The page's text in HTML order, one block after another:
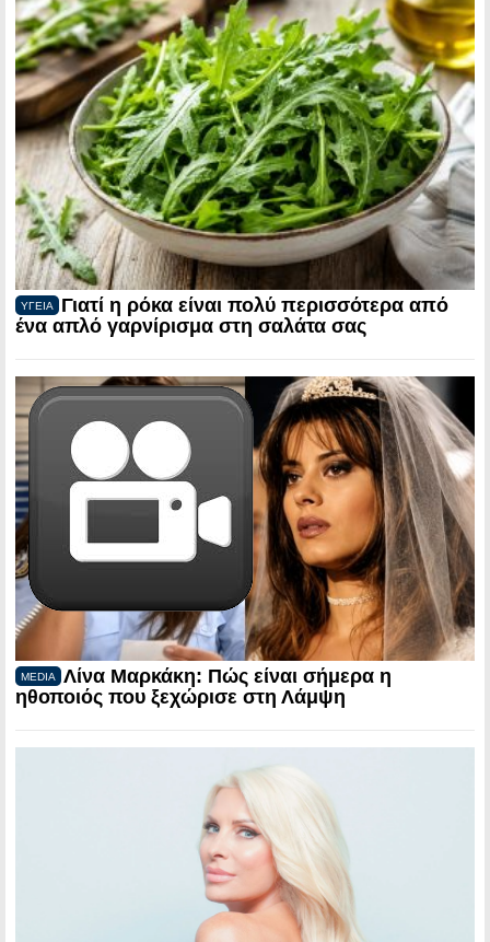
ΥΓΕΙΑ
Γιατί η ρόκα είναι πολύ περισσότερα από
ένα απλό γαρνίρισμα στη σαλάτα σας
MEDIA
Λίνα Μαρκάκη: Πώς είναι σήμερα η
ηθοποιός που ξεχώρισε στη Λάμψη